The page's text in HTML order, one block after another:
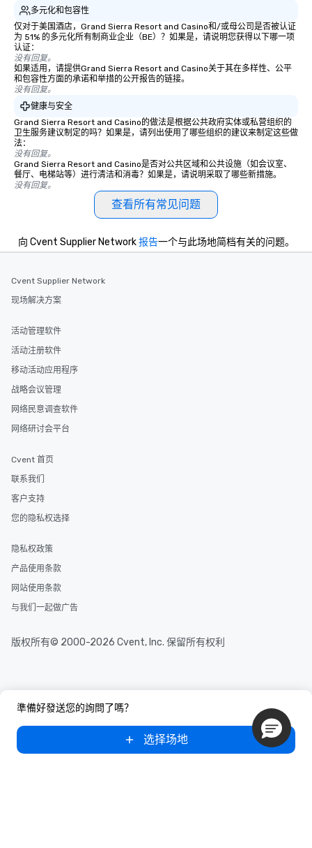
多元化和包容性
仅对于美国酒店，Grand Sierra Resort and Casino和/或母公司是否被认证
为 51% 的多元化所有制商业企业（BE）？如果是，请说明您获得以下哪一项
认证：
没有回复。
如果适用，请提供Grand Sierra Resort and Casino关于其在多样性、公平
和包容性方面的承诺和举措的公开报告的链接。
没有回复。
健康与安全
Grand Sierra Resort and Casino的做法是根据公共政府实体或私营组织的
卫生服务建议制定的吗？如果是，请列出使用了哪些组织的建议来制定这些做
法：
没有回复。
Grand Sierra Resort and Casino是否对公共区域和公共设施（如会议室、
餐厅、电梯站等）进行清洁和消毒？如果是，请说明采取了哪些新措施。
没有回复。
查看所有常见问题
準備好發送您的詢問了嗎？
选择场地
向 Cvent Supplier Network报告一个与此场地简档有关的问题。
Cvent Supplier Network
现场解决方案
活动管理软件
活动注册软件
移动活动应用程序
战略会议管理
网络民意调查软件
网络研讨会平台
Cvent 首页
联系我们
客户支持
您的隐私权选择
隐私权政策
产品使用条款
网站使用条款
与我们一起做广告
版权所有© 2000-2026 Cvent, Inc. 保留所有权利